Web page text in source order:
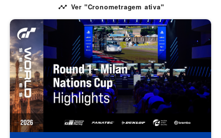
Ver "Cronometragem ativa"